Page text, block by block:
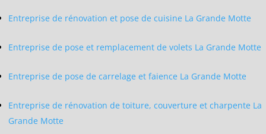
Entreprise de rénovation et pose de cuisine La Grande Motte
Entreprise de pose et remplacement de volets La Grande Motte
Entreprise de pose de carrelage et faience La Grande Motte
Entreprise de rénovation de toiture, couverture et charpente La
Grande Motte